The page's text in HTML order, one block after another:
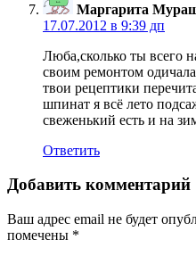
Маргарита
17.07.2012 в 9:39 дп
Люба,сколько ты всего
своим ремонтом
твои рецептики
шпинат я всё лето
свеженький есть и на
Ответить
Добавить комментарий
Ваш адрес email не будет
помечены *